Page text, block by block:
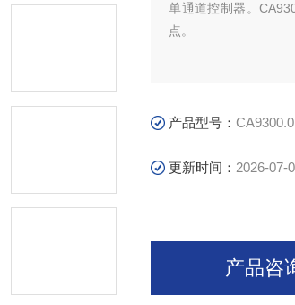
单通道控制器。
点。
产品型号：
更新时间： 2026-07-
产品咨